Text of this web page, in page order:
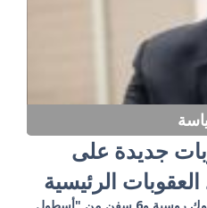
جديدة على
الرئيسية